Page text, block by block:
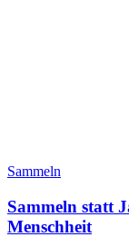
Sammeln
Sammeln statt
Menschheit